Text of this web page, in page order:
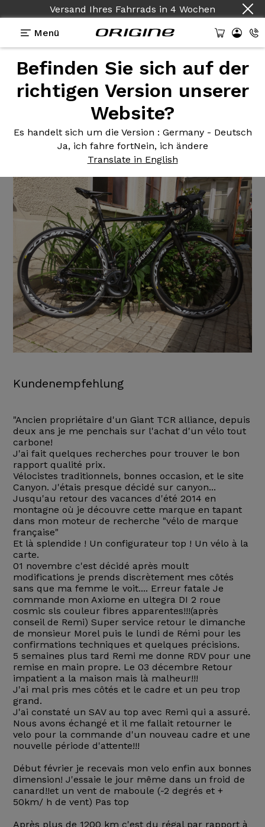
Versand Ihres Fahrrads in 4 Wochen
Menü
Befinden Sie sich auf der
richtigen Version unserer
Website?
Es handelt sich um die Version : Germany - Deutsch
Ja, ich fahre fortNein, ich ändere
Translate in English
Erfahrungsberichte >Vélo de route Origine Axxome
route Origine Axxome
Ultegra DI2 Mavic Cosmic SLS
Kundenempfehlung
"Ancien propriétaire d'un Giant TCR alliance, depuis
deux ans je me penchais sur l'achat d'un vélo tout
carbone!
J'ai fait quelques recherches pour trouver le bon
rapport qualité prix.
Vélocistes traditionnels, bonnes occasion, et le site
Canyon. J'étais presque décidé sur canyon...
Jusqu'au retour des vacances d'été 2014 en
montagne où je découvre cette marque en tapant
dans mon moteur de recherche "vélo de marque
française"
Et là splendide ! Un configurateur top ! Un vélo à la
carte.
01 novembre c'est décidé après moult
modifications je prends discrètement mes côtés
sans que ma femme le voit.... Erreur fatale Je
commande mon Axiome en ultegra DI 2 roue
cosmic sls couleur fibres apparentes!!!(après
conseil de Remi) Super service retour le dimanche
de monsieur Morel puis le lundi de Rémi pour les
confirmations techniques et quelques précisions.
5 semaines plus tard Remi me donne RDV pour une
remise en main propre. Le 03 décembre Retour
impatient a la maison mais là malheur!!!
J'ai mal pris mes côtés et le cadre et un peu trop
grand.
J'ai constaté un SAV au top avec Remi qui a assuré.
Nous avons échangé et il me fallait retourner le
velo pour la commande d'un nouveau cadre et une
nouvelle période d'attente!!!
Début février je recevais mon velo enfin aux bonnes
dimension! J'essaie le jour même dans un froid de
canard!!et un vent de maboule (-2 degrés et +
50km/ h de vent) Pas top
Après plus de 1200 km c'est du régal par rapport à